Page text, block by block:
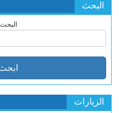
البحث
البحث
الزيارات